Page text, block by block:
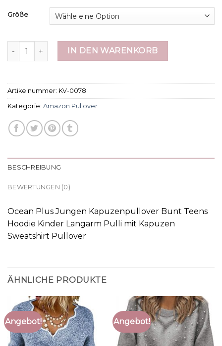
Größe
amazon pullover MengeIN DEN WARENKORB
Artikelnummer: KV-0078
Kategorie: Amazon Pullover
BESCHREIBUNG
BEWERTUNGEN (0)
Ocean Plus Jungen Kapuzenpullover Bunt Teens
Hoodie Kinder Langarm Pulli mit Kapuzen
Sweatshirt Pullover
ÄHNLICHE PRODUKTE
Angebot! Angebot!